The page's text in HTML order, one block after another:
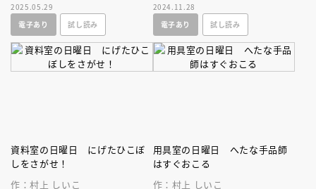
みんながそのマンションを見に
いくと……。
2025.05.29
電子あり
試し読み
トランは大繁盛！ これってど
うして？
2024.11.28
電子あり
試し読み
資料室の日曜日 にげたひこぼ
しをさがせ！
作：村上 しいこ
用具室の日曜日 へたな手品師
はすぐおこる
作：村上 しいこ